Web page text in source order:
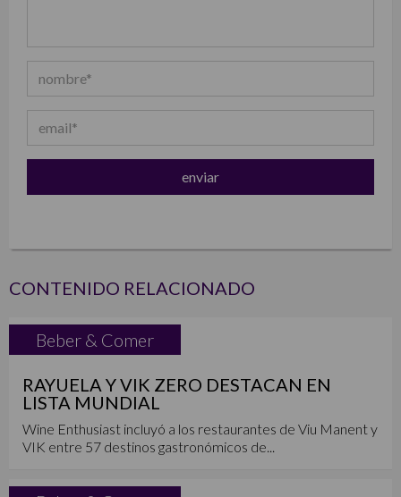
CONTENIDO RELACIONADO
Beber & Comer
RAYUELA Y VIK ZERO DESTACAN EN
LISTA MUNDIAL
Wine Enthusiast incluyó a los restaurantes de Viu Manent y
VIK entre 57 destinos gastronómicos de...